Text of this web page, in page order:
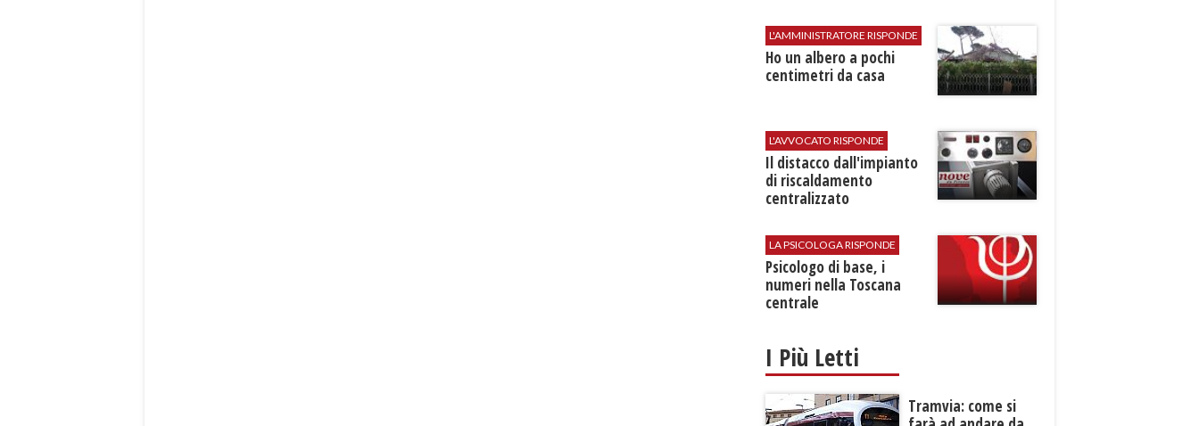
L'AMMINISTRATORE RISPONDE
Ho un albero a pochi
centimetri da casa
L'AVVOCATO RISPONDE
Il distacco dall'impianto
di riscaldamento
centralizzato
LA PSICOLOGA RISPONDE
Psicologo di base, i
numeri nella Toscana
centrale
I Più Letti
Tramvia: come si